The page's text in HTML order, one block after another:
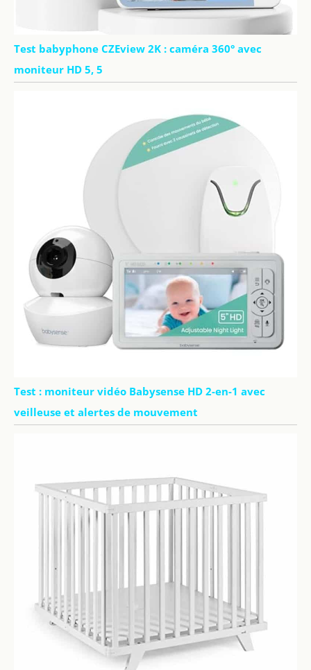
Test babyphone CZEview 2K : caméra 360° avec
moniteur HD 5, 5
Test : moniteur vidéo Babysense HD 2-en-1 avec
veilleuse et alertes de mouvement